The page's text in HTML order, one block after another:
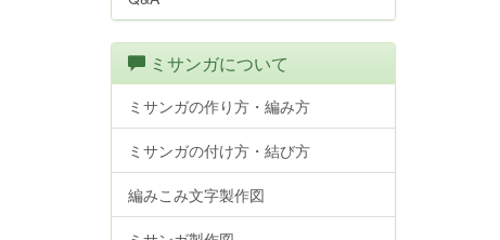
ミサンガについて
ミサンガの作り方・編み方
ミサンガの付け方・結び方
編みこみ文字製作図